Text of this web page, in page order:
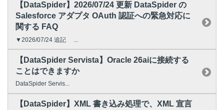
【DataSpider】2026/07/24 更新 DataSpider の
Salesforce アダプタ OAuth 認証への緊急対応に
関する FAQ
▼2026/07/24 追記 ...
【DataSpider Servista】Oracle 26aiに接続する
ことはできますか
DataSpider Servis...
【DataSpider】XML 書き込み処理で、XML 宣言